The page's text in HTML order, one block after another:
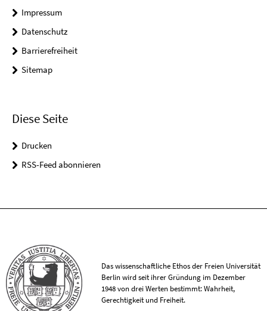
Impressum
Datenschutz
Barrierefreiheit
Sitemap
Diese Seite
Drucken
RSS-Feed abonnieren
Das wissenschaftliche Ethos der Freien Universität
Berlin wird seit ihrer Gründung im Dezember
1948 von drei Werten bestimmt: Wahrheit,
Gerechtigkeit und Freiheit.